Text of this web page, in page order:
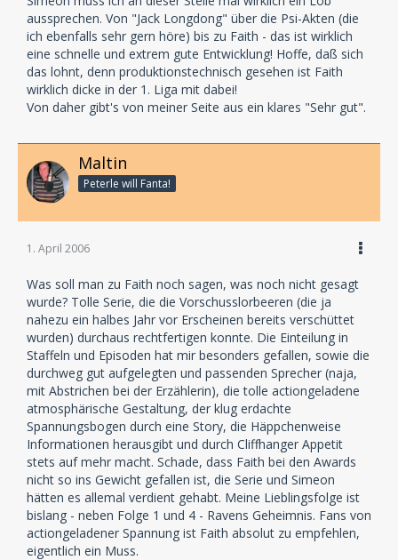
aussprechen. Von "Jack Longdong" über die Psi-Akten (die
ich ebenfalls sehr gern höre) bis zu Faith - das ist wirklich
eine schnelle und extrem gute Entwicklung! Hoffe, daß sich
das lohnt, denn produktionstechnisch gesehen ist Faith
wirklich dicke in der 1. Liga mit dabei!
Von daher gibt's von meiner Seite aus ein klares "Sehr gut".
Maltin
Peterle will Fanta!
1. April 2006
Was soll man zu Faith noch sagen, was noch nicht gesagt
wurde? Tolle Serie, die die Vorschusslorbeeren (die ja
nahezu ein halbes Jahr vor Erscheinen bereits verschüttet
wurden) durchaus rechtfertigen konnte. Die Einteilung in
Staffeln und Episoden hat mir besonders gefallen, sowie die
durchweg gut aufgelegten und passenden Sprecher (naja,
mit Abstrichen bei der Erzählerin), die tolle actiongeladene
atmosphärische Gestaltung, der klug erdachte
Spannungsbogen durch eine Story, die Häppchenweise
Informationen herausgibt und durch Cliffhanger Appetit
stets auf mehr macht. Schade, dass Faith bei den Awards
nicht so ins Gewicht gefallen ist, die Serie und Simeon
hätten es allemal verdient gehabt. Meine Lieblingsfolge ist
bislang - neben Folge 1 und 4 - Ravens Geheimnis. Fans von
actiongeladener Spannung ist Faith absolut zu empfehlen,
eigentlich ein Muss.